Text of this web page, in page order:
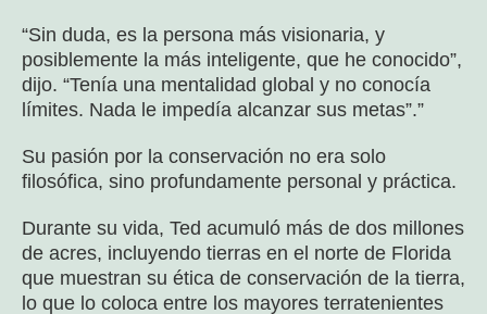
“Sin duda, es la persona más visionaria, y
posiblemente la más inteligente, que he conocido”,
dijo. “Tenía una mentalidad global y no conocía
límites. Nada le impedía alcanzar sus metas”.”
Su pasión por la conservación no era solo
filosófica, sino profundamente personal y práctica.
Durante su vida, Ted acumuló más de dos millones
de acres, incluyendo tierras en el norte de Florida
que muestran su ética de conservación de la tierra,
lo que lo coloca entre los mayores terratenientes